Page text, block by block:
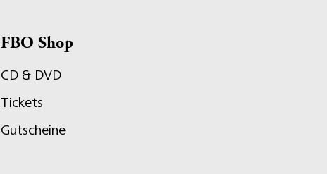
FBO Shop
CD & DVD
Tickets
Gutscheine